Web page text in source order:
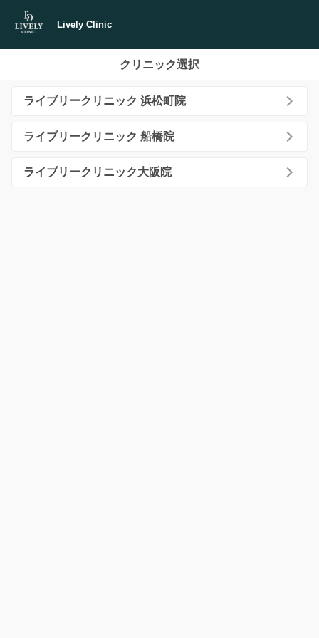
Lively Clinic
クリニック選択
ライブリークリニック 浜松町院
ライブリークリニック 船橋院
ライブリークリニック大阪院